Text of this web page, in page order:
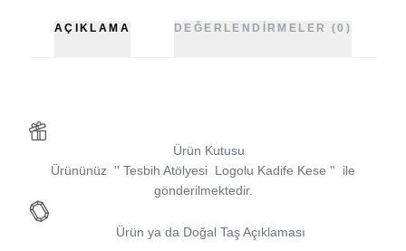
AÇIKLAMA DEĞERLENDIRMELER (0)
Ürün Kutusu
Ürününüz '' Tesbih Atölyesi Logolu Kadife Kese ''
ile
gönderilmektedir.
Ürün ya da Doğal Taş Açıklaması